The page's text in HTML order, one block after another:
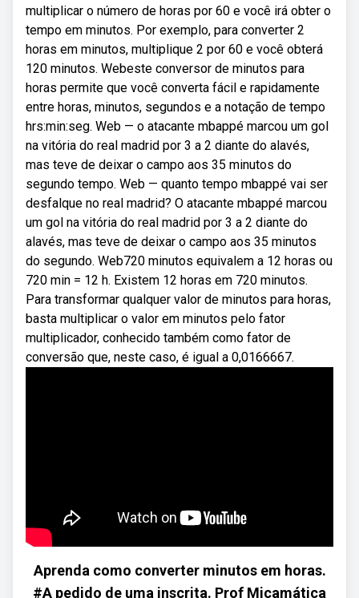
multiplicar o número de horas por 60 e você irá obter o
tempo em minutos. Por exemplo, para converter 2
horas em minutos, multiplique 2 por 60 e você obterá
120 minutos. Webeste conversor de minutos para
horas permite que você converta fácil e rapidamente
entre horas, minutos, segundos e a notação de tempo
hrs:min:seg. Web — o atacante mbappé marcou um gol
na vitória do real madrid por 3 a 2 diante do alavés,
mas teve de deixar o campo aos 35 minutos do
segundo tempo. Web — quanto tempo mbappé vai ser
desfalque no real madrid? O atacante mbappé marcou
um gol na vitória do real madrid por 3 a 2 diante do
alavés, mas teve de deixar o campo aos 35 minutos
do segundo. Web720 minutos equivalem a 12 horas ou
720 min = 12 h. Existem 12 horas em 720 minutos.
Para transformar qualquer valor de minutos para horas,
basta multiplicar o valor em minutos pelo fator
multiplicador, conhecido também como fator de
conversão que, neste caso, é igual a 0,0166667.
Aprenda como converter minutos em horas.
#A pedido de uma inscrita. Prof Micamática